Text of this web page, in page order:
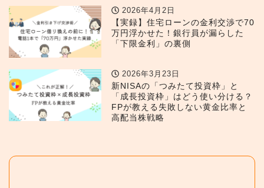
2026年4月2日
【実録】住宅ローンの金利交渉で70
万円浮かせた！銀行員が漏らした
「下限金利」の裏側
2026年3月23日
新NISAの「つみたて投資枠」と
「成長投資枠」はどう使い分ける？
FPが教える失敗しない黄金比率と
高配当株戦略